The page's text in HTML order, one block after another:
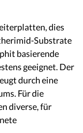
dies
Substrate
basierende
geeignet. Der
durch eine
Für die
diverse, für